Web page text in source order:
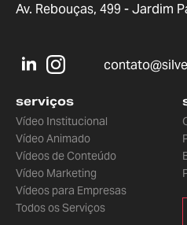
Av. Rebouças, 499 - Jardim
serviços
Vídeo Institucional
Vídeo Animado
Vídeos de Conteúdo
Vídeo Marketing
Vídeos para Empresas
Todos os Serviços